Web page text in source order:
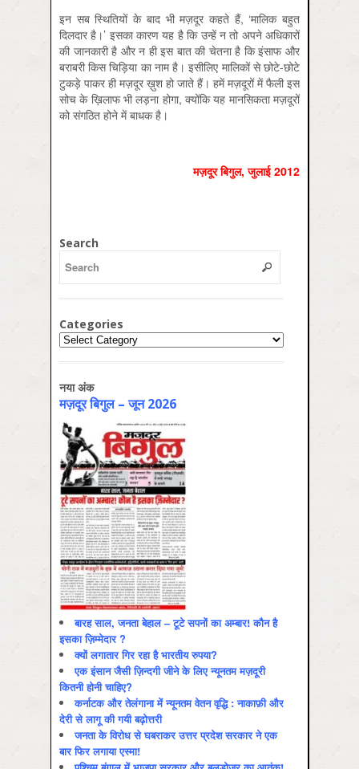
इन सब स्थितियों के बाद भी मज़दूर कहते हैं, ‘मालिक बहुत
दिलदार है।’ इसका कारण यह है कि उन्हें न तो अपने अधिकारों
की जानकारी है और न ही इस बात की चेतना है कि इंसाफ और
बराबरी किस चिड़िया का नाम है। इसीलिए मालिकों से छोटे-छोटे
टुकड़े पाकर ही मज़दूर ख़ुश हो जाते हैं। हमें मज़दूरों में फैली इस
सोच के ख़िलाफ भी लड़ना होगा, क्योंकि यह मानसिकता मज़दूरों
को संगठित होने में बाधक है।
मज़दूर बिगुल, जुलाई 2012
Search
Categories
Categories
नया अंक
मज़दूर बिगुल – जून 2026
बारह साल, जनता बेहाल – टूटे सपनों का अम्बार! कौन है
इसका ज़िम्मेदार ?
क्यों लगातार गिर रहा है भारतीय रुपया?
एक इंसान जैसी ज़िन्दगी जीने के लिए न्यूनतम मज़दूरी
कितनी होनी चाहिए?
कर्नाटक और तेलंगाना में न्यूनतम वेतन वृद्धि : नाकाफ़ी और
देरी से लागू की गयी बढ़ोत्तरी
जनता के विरोध से घबराकर उत्तर प्रदेश सरकार ने एक
बार फिर लगाया एस्मा!